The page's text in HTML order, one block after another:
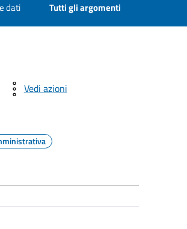
dati Tutti gli argomenti
Vedi azioni